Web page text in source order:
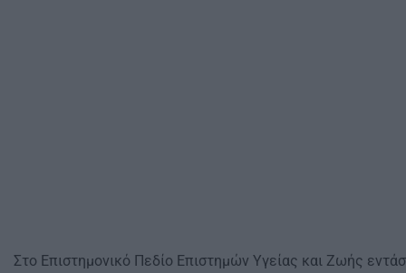
Στο Επιστημονικό Πεδίο Επιστημών Υγείας και Ζωής